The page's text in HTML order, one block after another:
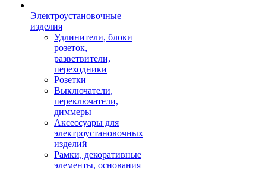
Электроустановочные
изделия
Удлинители, блоки
розеток,
разветвители,
переходники
Розетки
Выключатели,
переключатели,
диммеры
Аксессуары для
электроустановочных
изделий
Рамки, декоративные
элементы, основания